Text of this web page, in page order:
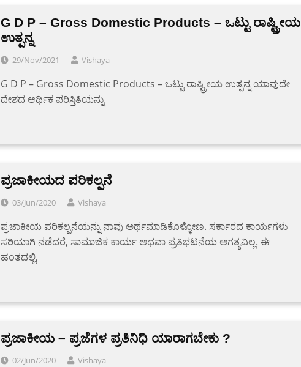
G D P – Gross Domestic Products – ಒಟ್ಟು ರಾಷ್ಟ್ರೀಯ
ಉತ್ಪನ್ನ
29/Nov/2021 Vishaya
G D P – Gross Domestic Products – ಒಟ್ಟು ರಾಷ್ಟ್ರೀಯ ಉತ್ಪನ್ನ ಯಾವುದೇ
ದೇಶದ ಆರ್ಥಿಕ ಪರಿಸ್ತಿತಿಯನ್ನು
ಪ್ರಜಾಕೀಯದ ಪರಿಕಲ್ಪನೆ
03/Jun/2020 Vishaya
ಪ್ರಜಾಕೀಯ ಪರಿಕಲ್ಪನೆಯನ್ನು ನಾವು ಅರ್ಥಮಾಡಿಕೊಳ್ಳೋಣ. ಸರ್ಕಾರದ ಕಾರ್ಯಗಳು
ಸರಿಯಾಗಿ ನಡೆದರೆ, ಸಾಮಾಜಿಕ ಕಾರ್ಯ ಅಥವಾ ಪ್ರತಿಭಟನೆಯ ಅಗತ್ಯವಿಲ್ಲ. ಈ
ಹಂತದಲ್ಲಿ,
ಪ್ರಜಾಕೀಯ – ಪ್ರಜೆಗಳ ಪ್ರತಿನಿಧಿ ಯಾರಾಗಬೇಕು ?
02/Jun/2020 Vishaya